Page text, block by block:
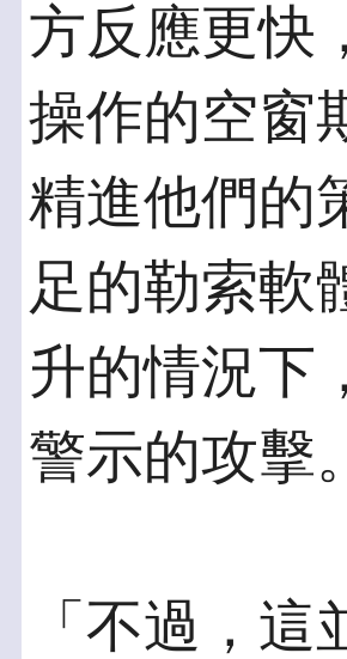
方反應更快
操作的空窗
精進他們的
足的勒索軟
升的情況下
警示的攻擊。
「不過，